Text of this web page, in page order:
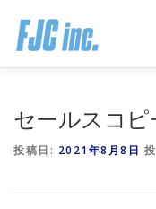
セールスコ
投稿日: 2021年8月8日